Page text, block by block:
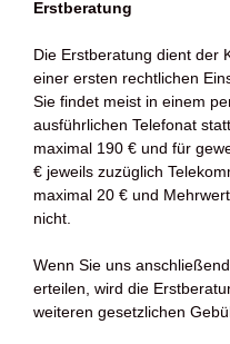
Erstberatung
Die Erstberatung dient der
einer ersten rechtlichen
Sie findet meist in einem
ausführlichen Telefonat
maximal 190 € und für
€ jeweils zuzüglich
maximal 20 € und
nicht.
Wenn Sie uns
erteilen, wird die
weiteren gesetzlichen